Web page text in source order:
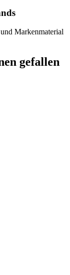
Markenmaterial
gefallen